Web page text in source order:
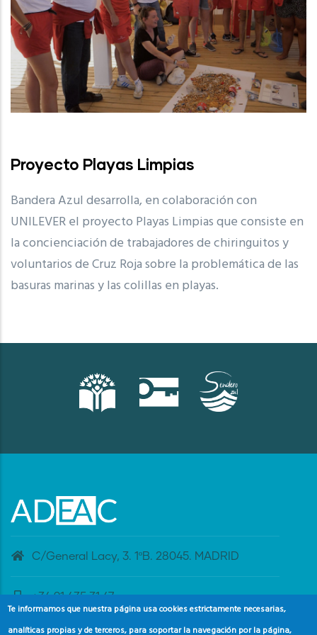
Proyecto Playas Limpias
Bandera Azul desarrolla, en colaboración con
UNILEVER el proyecto Playas Limpias que consiste en
la concienciación de trabajadores de chiringuitos y
voluntarios de Cruz Roja sobre la problemática de las
basuras marinas y las colillas en playas.
C/General Lacy, 3. 1ºB. 28045. MADRID
+34 91 435 31 47
Te informamos que nuestra página usa cookies estrictamente necesarias,
analíticas propias y de terceros, para soportar la navegación por la página,